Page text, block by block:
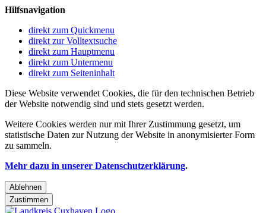
Hilfsnavigation
direkt zum Quickmenu
direkt zur Volltextsuche
direkt zum Hauptmenu
direkt zum Untermenu
direkt zum Seiteninhalt
Diese Website verwendet Cookies, die für den technischen Betrieb
der Website notwendig sind und stets gesetzt werden.
Weitere Cookies werden nur mit Ihrer Zustimmung gesetzt, um
statistische Daten zur Nutzung der Website in anonymisierter Form
zu sammeln.
Mehr dazu in unserer Datenschutzerklärung.
Ablehnen
Zustimmen